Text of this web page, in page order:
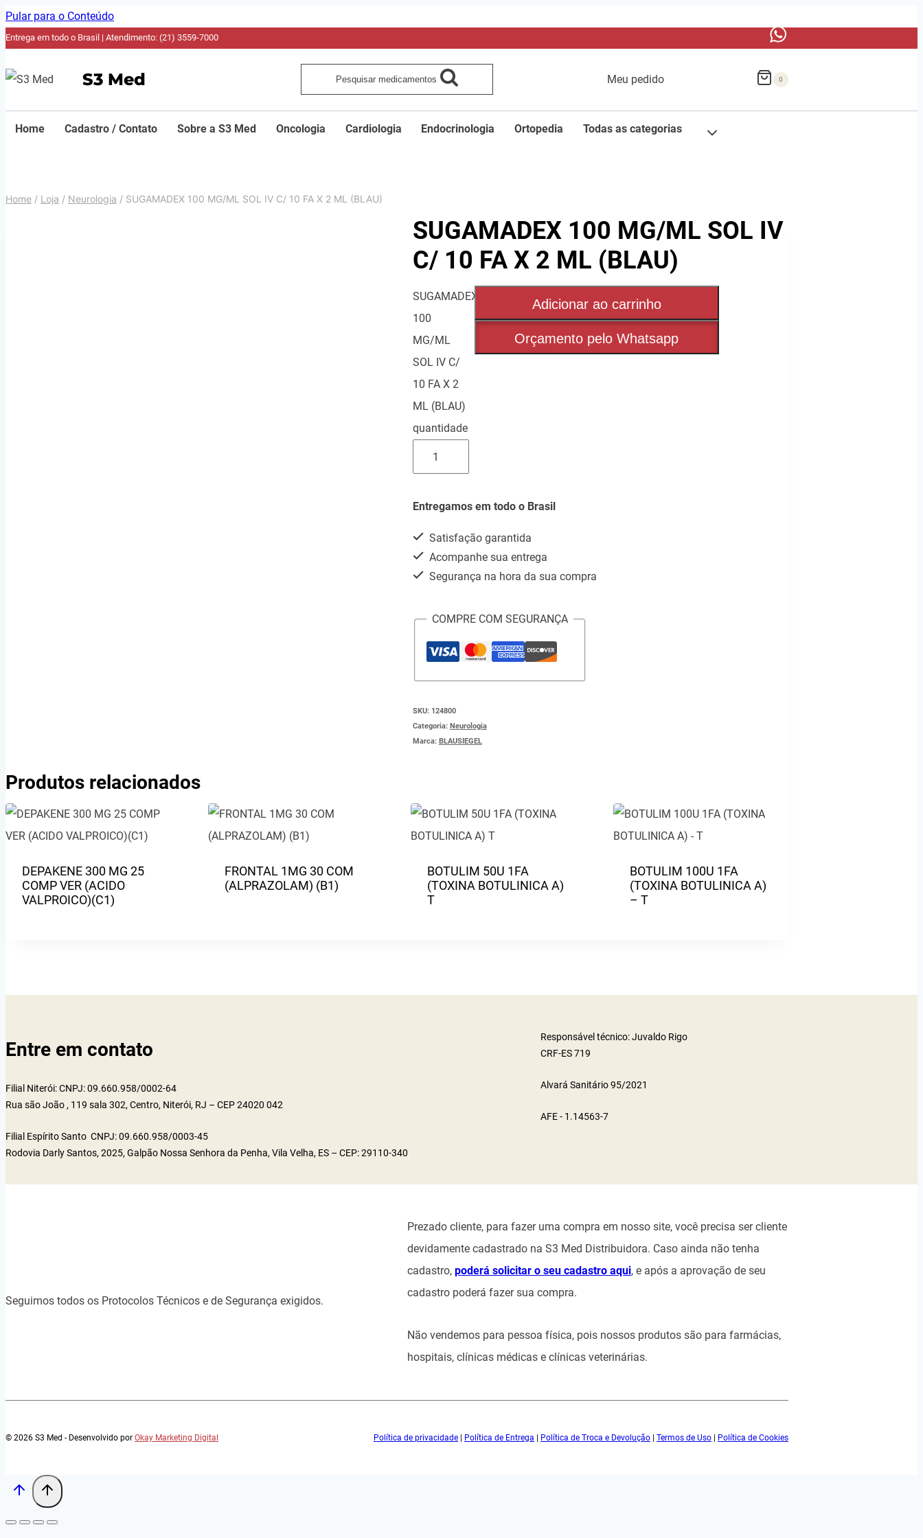
Pular para o Conteúdo
Entrega em todo o Brasil | Atendimento: (21) 3559-7000
S3 Med Pesquisar medicamentos Meu pedido 0
Home Cadastro / Contato Sobre a S3 Med Oncologia Cardiologia Endocrinologia Ortopedia Todas as categorias
Home / Loja / Neurologia / SUGAMADEX 100 MG/ML SOL IV C/ 10 FA X 2 ML (BLAU)
SUGAMADEX 100 MG/ML SOL IV
C/ 10 FA X 2 ML (BLAU)
SUGAMADEX
100
MG/ML
SOL IV C/
10 FA X 2
ML (BLAU)
quantidade
Adicionar ao carrinho
Orçamento pelo Whatsapp
Entregamos em todo o Brasil
Satisfação garantida
Acompanhe sua entrega
Segurança na hora da sua compra
COMPRE COM SEGURANÇA
SKU: 124800
Categoria: Neurologia
Marca: BLAUSIEGEL
Produtos relacionados
DEPAKENE 300 MG 25
COMP VER (ACIDO
VALPROICO)(C1)
FRONTAL 1MG 30 COM
(ALPRAZOLAM) (B1)
BOTULIM 50U 1FA
(TOXINA BOTULINICA A)
T
BOTULIM 100U 1FA
(TOXINA BOTULINICA A)
– T
Entre em contato
Filial Niterói: CNPJ: 09.660.958/0002-64
Rua são João , 119 sala 302, Centro, Niterói, RJ – CEP 24020 042
Filial Espírito Santo CNPJ: 09.660.958/0003-45
Rodovia Darly Santos, 2025, Galpão Nossa Senhora da Penha, Vila Velha, ES – CEP: 29110-340
Responsável técnico: Juvaldo Rigo
CRF-ES 719
Alvará Sanitário 95/2021
AFE - 1.14563-7
Seguimos todos os Protocolos Técnicos e de Segurança exigidos.
Prezado cliente, para fazer uma compra em nosso site, você precisa ser cliente
devidamente cadastrado na S3 Med Distribuidora. Caso ainda não tenha
cadastro, poderá solicitar o seu cadastro aqui, e após a aprovação de seu
cadastro poderá fazer sua compra.
Não vendemos para pessoa física, pois nossos produtos são para farmácias,
hospitais, clínicas médicas e clínicas veterinárias.
© 2026 S3 Med - Desenvolvido por Okay Marketing Digital Política de privacidade Política de Entrega Política de Troca e Devolução Termos de Uso Política de Cookies